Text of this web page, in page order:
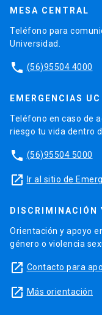
MESA CENTRAL
Teléfono para
Universidad.
phone (56)95504 4000
EMERGENCIAS UC
Teléfono en caso de
riesgo tu vida dentro
phone (56)95504 5000
launch Ir al sitio de
DISCRIMINACIÓN
Orientación y apoyo
género o violencia
launch Contacto para
launch Más orientación